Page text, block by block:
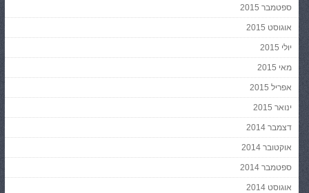
ספטמבר 2015
אוגוסט 2015
יולי 2015
מאי 2015
אפריל 2015
ינואר 2015
דצמבר 2014
אוקטובר 2014
ספטמבר 2014
אוגוסט 2014